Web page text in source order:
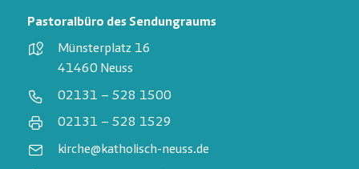
Pastoralbüro des Sendungraums
Münsterplatz 16
41460 Neuss
02131 – 528 1500
02131 – 528 1529
kirche@katholisch-neuss.de